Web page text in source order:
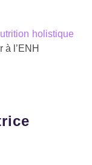
holistique
à l’ENH